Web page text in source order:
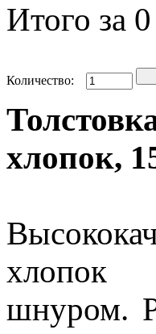
Итого за 0
Количество:
хлопок,
хлопок
шнуром.